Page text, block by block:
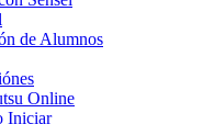
de Alumnos
Online
Iniciar